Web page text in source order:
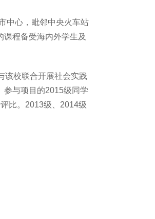
中心，毗邻中央火车站
程备受海内外学生及
该校联合开展社会实践
参与项目的2015级同学
比。2013级、2014级